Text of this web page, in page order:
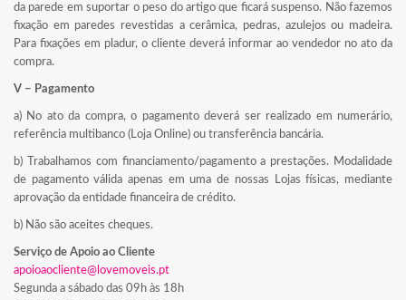
da parede em suportar o peso do artigo que ficará suspenso. Não fazemos
fixação em paredes revestidas a cerâmica, pedras, azulejos ou madeira.
Para fixações em pladur, o cliente deverá informar ao vendedor no ato da
compra.
V – Pagamento
a) No ato da compra, o pagamento deverá ser realizado em numerário,
referência multibanco (Loja Online) ou transferência bancária.
b) Trabalhamos com financiamento/pagamento a prestações. Modalidade
de pagamento válida apenas em uma de nossas Lojas físicas, mediante
aprovação da entidade financeira de crédito.
b) Não são aceites cheques.
Serviço de Apoio ao Cliente
apoioaocliente@lovemoveis.pt
Segunda a sábado das 09h às 18h